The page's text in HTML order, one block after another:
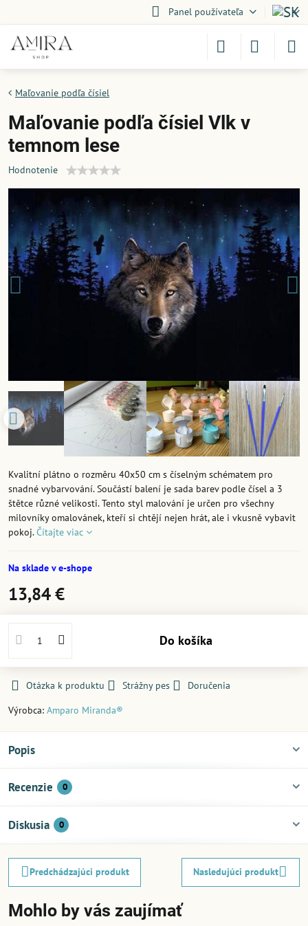
Panel používateľa
Maľovanie podľa čísiel
Maľovanie podľa čísiel Vlk v
temnom lese
Hodnotenie
Kvalitní plátno o rozměru 40x50 cm s číselným schématem pro
snadné vybarvování. Součástí balení je sada barev podle čísel a 3
štětce různé velikosti. Tento styl malování je určen pro všechny
milovníky omalovánek, kteří si chtějí nejen hrát, ale i vkusně vybavit
pokoj.Čítajte viac
Na sklade v e-shope
13,84 €
Do košíka
Otázka k produktu Strážny pes
Doručenia
Výrobca: Amparo Miranda®
Popis
Recenzie 0
Diskusia 0
Predchádzajúci produkt Nasledujúci produkt
Mohlo by vás zaujímať